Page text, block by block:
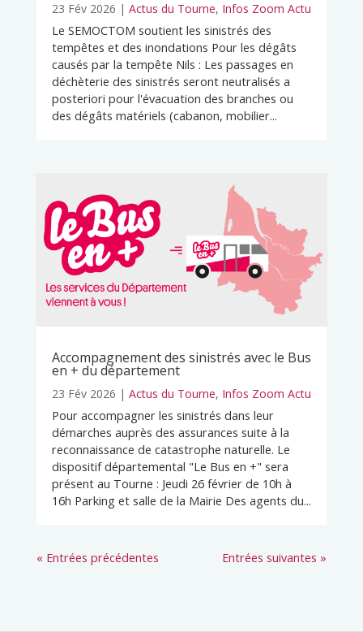
23 Fév 2026 | Actus du Tourne, Infos Zoom Actu
Le SEMOCTOM soutient les sinistrés des
tempêtes et des inondations Pour les dégâts
causés par la tempête Nils : Les passages en
déchèterie des sinistrés seront neutralisés a
posteriori pour l'évacuation des branches ou
des dégâts matériels (cabanon, mobilier...
Accompagnement des sinistrés avec le Bus
en + du département
23 Fév 2026 | Actus du Tourne, Infos Zoom Actu
Pour accompagner les sinistrés dans leur
démarches auprès des assurances suite à la
reconnaissance de catastrophe naturelle. Le
dispositif départemental "Le Bus en +" sera
présent au Tourne : Jeudi 26 février de 10h à
16h Parking et salle de la Mairie Des agents du...
« Entrées précédentes Entrées suivantes »